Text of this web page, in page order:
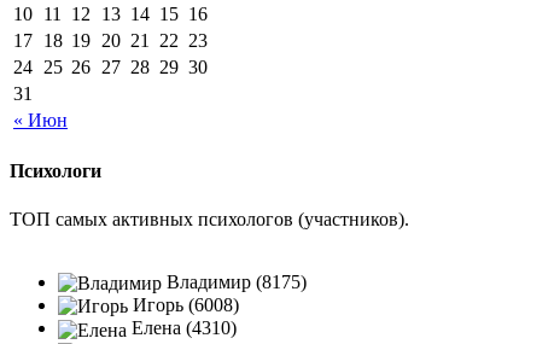
« Июн
10 11 12 13 14 15 16
17 18 19 20 21 22 23
24 25 26 27 28 29 30
31
Психологи
ТОП самых активных психологов (участников).
Владимир (8175)
Игорь (6008)
Елена (4310)